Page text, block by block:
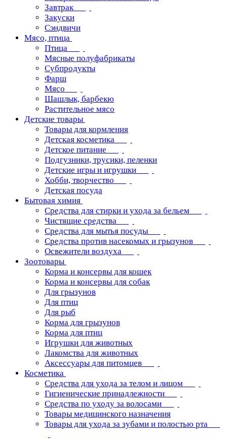
Завтрак
Закуски
Сэндвичи
Мясо, птица
Птица
Мясные полуфабрикаты
Субпродукты
Фарш
Мясо
Шашлык, барбекю
Растительное мясо
Детские товары
Товары для кормления
Детская косметика
Детское питание
Подгузники, трусики, пеленки
Детские игры и игрушки
Хобби, творчество
Детская посуда
Бытовая химия
Средства для стирки и ухода за бельем
Чистящие средства
Средства для мытья посуды
Средства против насекомых и грызунов
Освежители воздуха
Зоотовары
Корма и консервы для кошек
Корма и консервы для собак
Для грызунов
Для птиц
Для рыб
Корма для грызунов
Корма для птиц
Игрушки для животных
Лакомства для животных
Аксессуары для питомцев
Косметика
Средства для ухода за телом и лицом
Гигиенические принадлежности
Средства по уходу за волосами
Товары медицинского назначения
Товары для ухода за зубами и полостью рта